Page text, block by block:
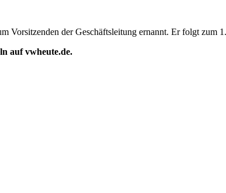
der Geschäftsleitung ernannt. Er folgt zum
auf vwheute.de.